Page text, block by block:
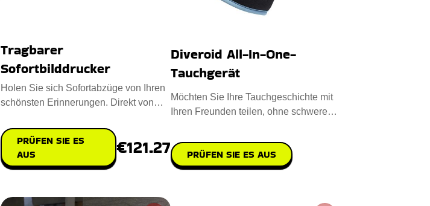
Tragbarer
Sofortbilddrucker
Holen Sie sich Sofortabzüge von Ihren
schönsten Erinnerungen. Direkt von
PRÜFEN SIE ES
AUS
€121.27
Diveroid All-In-One-
Tauchgerät
Möchten Sie Ihre Tauchgeschichte mit
Ihren Freunden teilen, ohne schwere
PRÜFEN SIE ES AUS